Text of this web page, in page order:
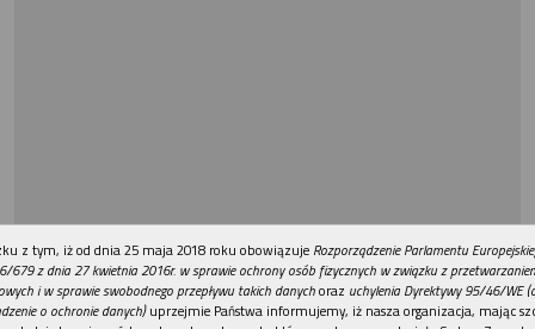
REKLAMA
z tym, iż od dnia 25 maja 2018 roku obowiązuje Rozporządzenie Parlamentu
679 z dnia 27 kwietnia 2016r. w sprawie ochrony osób fizycznych w związku z
i w sprawie swobodnego przepływu takich danychoraz uchylenia Dyrektywy 95/46/WE
o ochronie danych)uprzejmie Państwa informujemy, iż nasza organizacja, mając